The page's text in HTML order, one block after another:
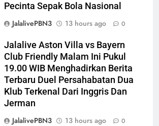
Pecinta Sepak Bola Nasional
JalalivePBN3
13 hours ago 0
Jalalive Aston Villa vs Bayern
Club Friendly Malam Ini Pukul
19.00 WIB Menghadirkan Berita
Terbaru Duel Persahabatan Dua
Klub Terkenal Dari Inggris Dan
Jerman
JalalivePBN3
13 hours ago 0